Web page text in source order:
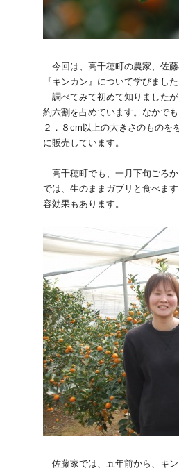
今回は、高千穂町の農家、佐藤
『キンカン』について学びました
調べてみて初めて知りました
約六割を占めています。なかで
２．８cm以上の大きさのものを
に販売しています。
高千穂町でも、一月下旬ごろ
では、生のままガブリと食べま
容効果もあります。
佐藤家では、五年前から、キ